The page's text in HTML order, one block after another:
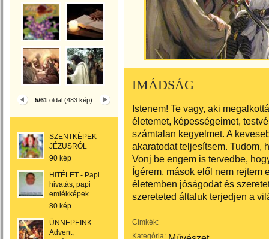
5/61 oldal (483 kép)
SZENTKÉPEK -
JÉZUSRÓL
90 kép
HITÉLET - Papi
hivatás, papi
emlékképek
80 kép
ÜNNEPEINK -
Advent,
IMÁDSÁG
Istenem! Te vagy, aki
életemet, képességeimet,
számtalan kegyelmet. A
akaratodat teljesítsem. Tudom,
Vonj be engem is tervedbe,
Ígérem, mások elől nem rejtem
életemben jóságodat és
szereteted általuk terjedjen a
Címkék:
Kategória: